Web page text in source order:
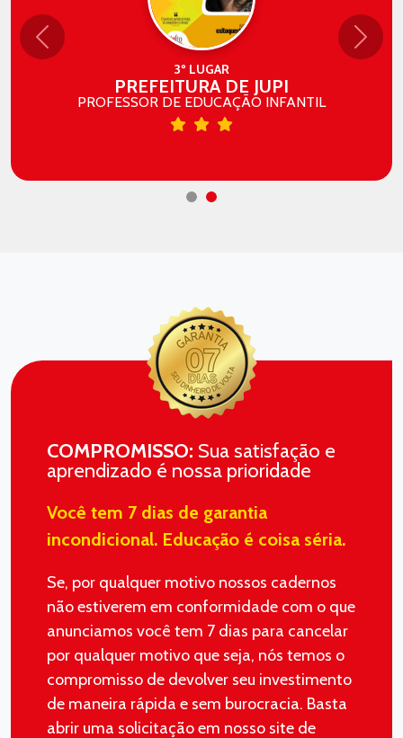
3º LUGAR
PREFEITURA DE JUPI
PROFESSOR DE EDUCAÇÃO INFANTIL
Anterior
COMPROMISSO: Sua satisfação e
aprendizado é nossa prioridade
Você tem 7 dias de garantia
incondicional. Educação é coisa séria.
Se, por qualquer motivo nossos cadernos
não estiverem em conformidade com o que
anunciamos você tem 7 dias para cancelar
por qualquer motivo que seja, nós temos o
compromisso de devolver seu investimento
de maneira rápida e sem burocracia. Basta
abrir uma solicitação em nosso site de